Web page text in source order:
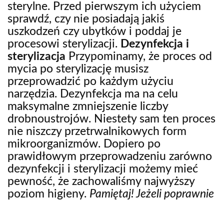
sterylne. Przed pierwszym ich użyciem
sprawdź, czy nie posiadają jakiś
uszkodzeń czy ubytków i poddaj je
procesowi sterylizacji. Dezynfekcja i
sterylizacja Przypominamy, że proces od
mycia po sterylizację musisz
przeprowadzić po każdym użyciu
narzędzia. Dezynfekcja ma na celu
maksymalne zmniejszenie liczby
drobnoustrojów. Niestety sam ten proces
nie niszczy przetrwalnikowych form
mikroorganizmów. Dopiero po
prawidłowym przeprowadzeniu zarówno
dezynfekcji i sterylizacji możemy mieć
pewność, że zachowaliśmy najwyższy
poziom higieny. Pamiętaj! Jeżeli poprawnie